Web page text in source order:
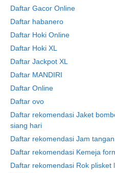
Daftar Gacor Online
Daftar habanero
Daftar Hoki Online
Daftar Hoki XL
Daftar Jackpot XL
Daftar MANDIRI
Daftar Online
Daftar ovo
Daftar rekomendasi Jaket
siang hari
Daftar rekomendasi Jam
Daftar rekomendasi Kemeja
Daftar rekomendasi Rok